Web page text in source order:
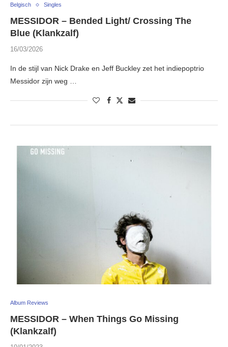
Belgisch Singles
MESSIDOR – Bended Light/ Crossing The
Blue (Klankzalf)
16/03/2026
In de stijl van Nick Drake en Jeff Buckley zet het indiepoptrio
Messidor zijn weg …
Album Reviews
MESSIDOR – When Things Go Missing
(Klankzalf)